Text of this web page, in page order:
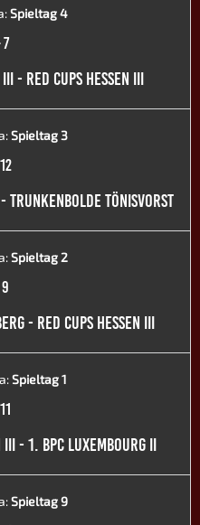
Spieltag 4
7
- RED CUPS HESSEN III
Spieltag 3
12
TÖNISVORST
Spieltag 2
9
- RED CUPS HESSEN III
Spieltag 1
11
III - 1. BPC LUXEMBOURG II
Spieltag 9